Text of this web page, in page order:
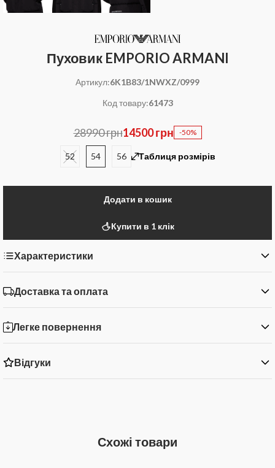
Пуховик EMPORIO ARMANI
Артикул:6K1B83/1NWXZ/0999
Код товару:61473
28990 грн14500 грн -50%
52 54 56 Таблиця розмірів
Додати в кошик
Купити в 1 клік
Характеристики
Доставка та оплата
Легке повернення
Відгуки
Схожі товари